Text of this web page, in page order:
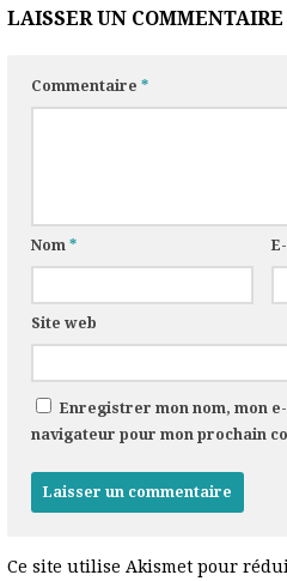
LAISSER UN COMMENTAIRE
Commentaire*
Nom*
Site web
Enregistrer mon nom, mon
navigateur pour mon prochain
Ce site utilise Akismet pour